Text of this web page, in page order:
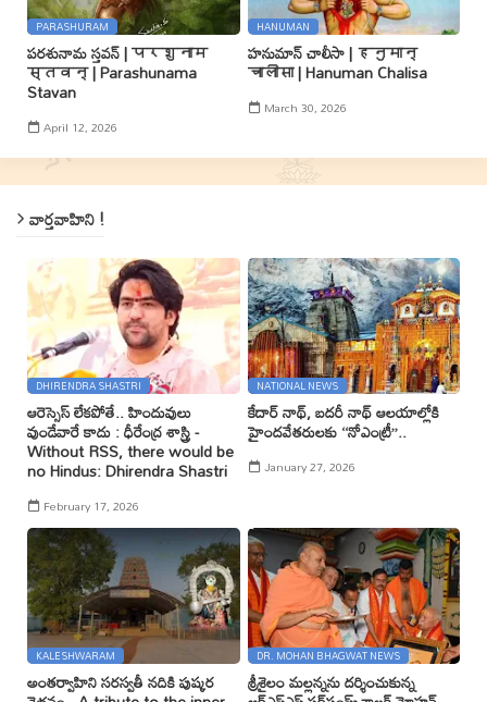
PARASHURAM
పరశునామ స్తవన్ | परशुनाम
स्तवन् | Parashunama
Stavan
April 12, 2026
HANUMAN
హనుమాన్ చాలీసా | हनुमान्
चालीसा | Hanuman Chalisa
March 30, 2026
వార్తవాహిని !
DHIRENDRA SHASTRI
ఆరెస్సెస్ లేకపోతే.. హిందువులు
వుండేవారే కాదు : ధీరేంద్ర శాస్త్రి -
Without RSS, there would be
no Hindus: Dhirendra Shastri
February 17, 2026
NATIONAL NEWS
కేదార్ నాథ్, బదరీ నాథ్ ఆలయాల్లోకి
హైందవేతరులకు ‘‘నోఎంట్రీ’’..
January 27, 2026
KALESHWARAM
అంతర్వాహిని సరస్వతీ నదికి పుష్కర
DR. MOHAN BHAGWAT NEWS
శ్రీశైలం మల్లన్నను దర్శించుకున్న